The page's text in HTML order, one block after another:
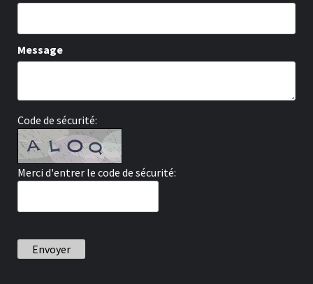
Message
Code de sécurité:
Merci d'entrer le code de sécurité:
Envoyer